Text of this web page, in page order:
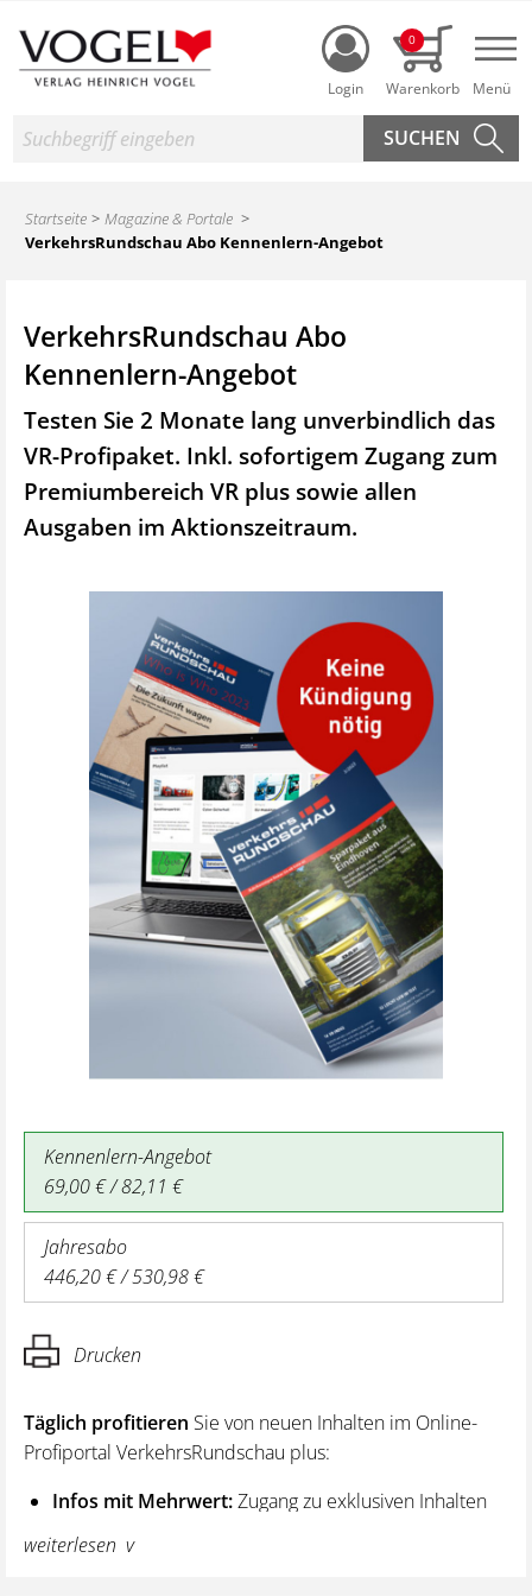
Login
0
Suche
Startseite
Magazine & Portale
VerkehrsRundschau Abo Kennenlern-Angebot
VerkehrsRundschau Abo
Kennenlern-Angebot
Testen Sie 2 Monate lang unverbindlich das
VR-Profipaket. Inkl. sofortigem Zugang zum
Premiumbereich VR plus sowie allen
Ausgaben im Aktionszeitraum.
Kennenlern-Angebot
69,00 € / 82,11 €
Jahresabo
446,20 € / 530,98 €
Drucken
Täglich profitieren Sie von neuen Inhalten im Online-
Profiportal VerkehrsRundschau plus:
Infos mit Mehrwert:Zugang zu exklusiven Inhalten
und Hintergrundwissen – von aktuellen Regelungen
wie z. B. bei den Lenk- und Ruhezeiten,
weiterlesen